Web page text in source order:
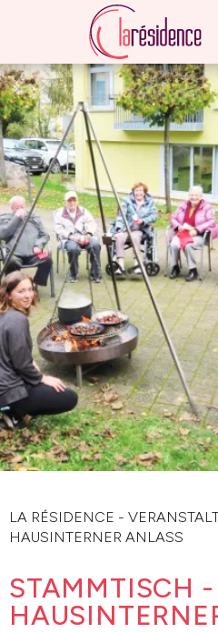
LA RÉSIDENCE -
HAUSINTERNER ANLASS
STAMMTISCH -